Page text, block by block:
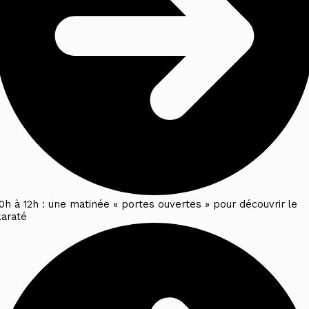
à 12h : une matinée « portes ouvertes » pour découvrir le